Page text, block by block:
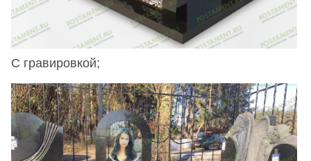
С гравировкой;